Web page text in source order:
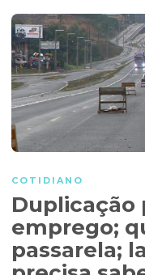
COTIDIANO
Duplicação
emprego;
passarela;